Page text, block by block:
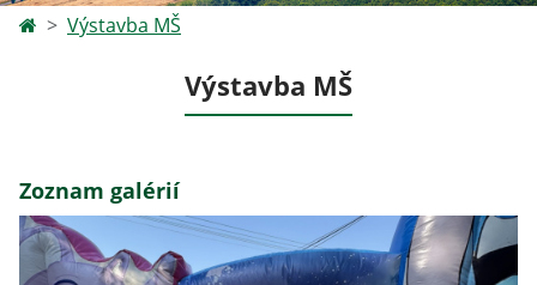
Výstavba MŠ
Výstavba MŠ
Zoznam galérií